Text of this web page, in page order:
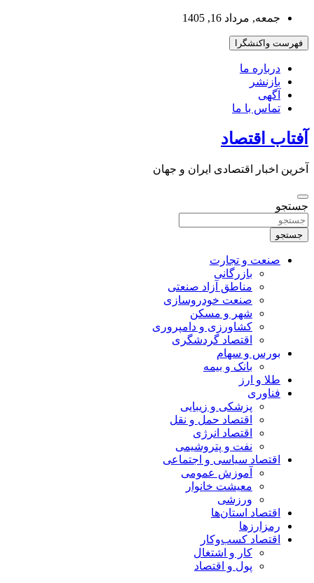
بروید
جمعه, مرداد 16, 1405
فهرست واکنشگرا
درباره ما
بازنشر
آگهی
تماس با ما
آفتاب اقتصاد
آخرین اخبار اقتصادی ایران و جهان
جستجو
جستجو
صنعت و تجارت
بازرگانی
مناطق آزاد صنعتی
صنعت خودروسازی
شهر و مسکن
کشاورزی و دامپروری
اقتصاد گردشگری
بورس و سهام
بانک و بیمه
طلا و ارز
فناوری
پزشکی و زیبایی
اقتصاد حمل و نقل
اقتصاد انرژی
نفت و پتروشیمی
اقتصاد سیاسی و اجتماعی
آموزش عمومی
معیشت خانوار
ورزشی
اقتصاد استان‌ها
رمزارزها
اقتصاد کسب‌و‌کار
کار و اشتغال
پول و اقتصاد